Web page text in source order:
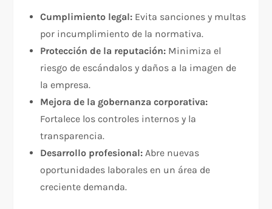
Cumplimiento legal: Evita sanciones y multas
por incumplimiento de la normativa.
Protección de la reputación: Minimiza el
riesgo de escándalos y daños a la imagen de
la empresa.
Mejora de la gobernanza corporativa:
Fortalece los controles internos y la
transparencia.
Desarrollo profesional: Abre nuevas
oportunidades laborales en un área de
creciente demanda.